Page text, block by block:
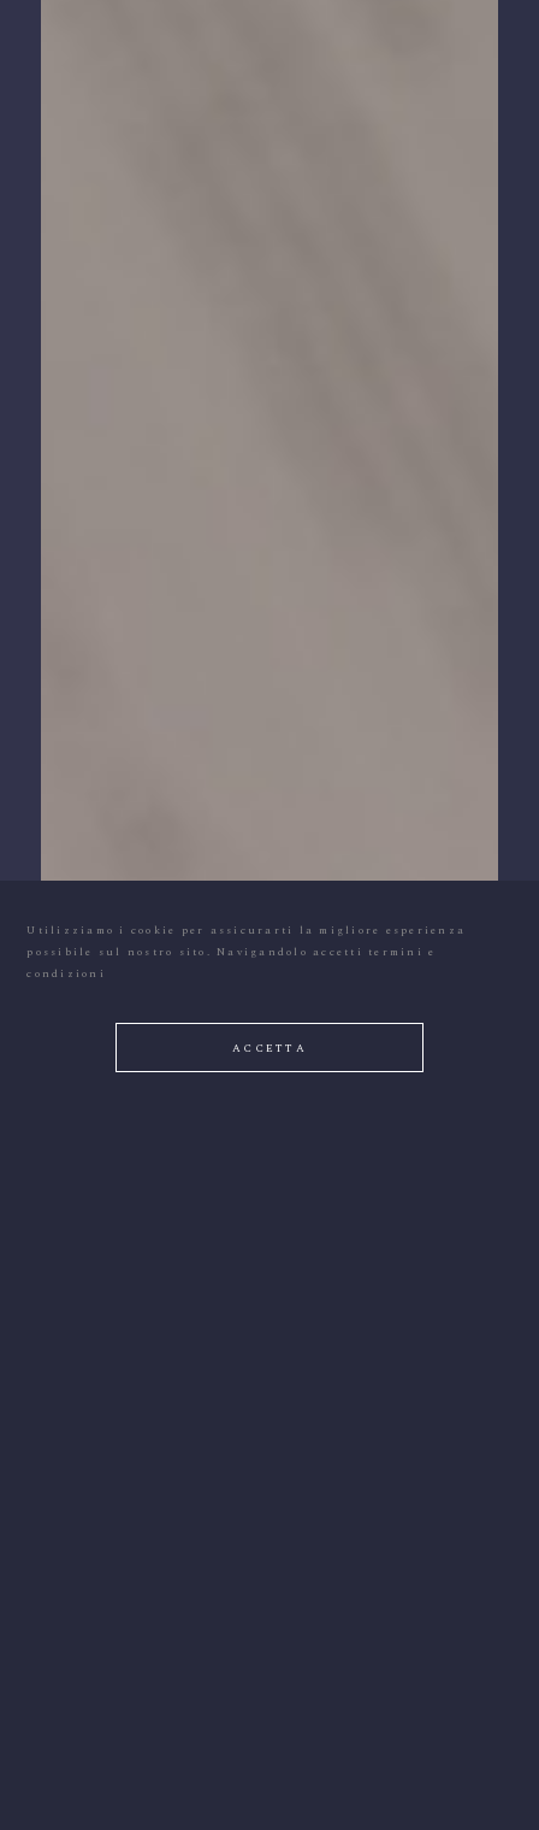
Utilizziamo i cookie per assicurarti la migliore esperienza
possibile sul nostro sito. Navigandolo accetti termini e
condizioni
ACCETTA